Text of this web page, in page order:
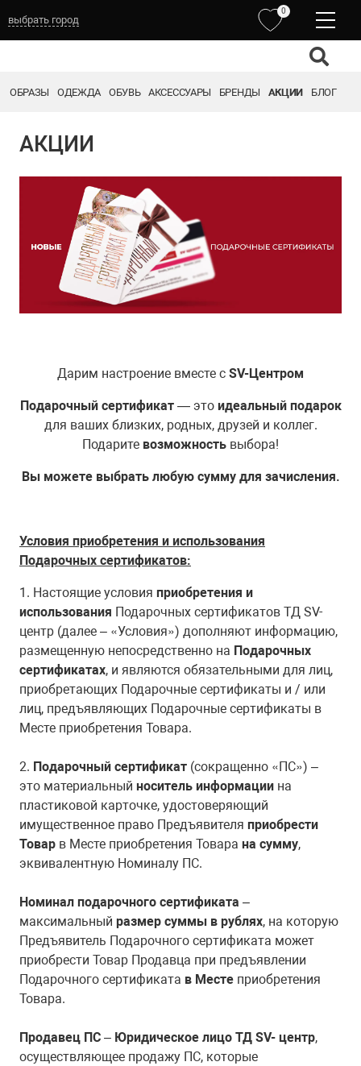
выбрать город
0
ТОМСК
БАРНАУЛ
ОБРАЗЫ ОДЕЖДА ОБУВЬ АКСЕССУАРЫ БРЕНДЫ АКЦИИ БЛОГ
АКЦИИ
Дарим настроение вместе с SV-Центром
Подарочный сертификат— это идеальный подарок
для ваших близких, родных, друзей и коллег.
Подарите возможность выбора!
Вы можете выбрать любую сумму для зачисления.
Условия приобретения и использования
Подарочных сертификатов:
1. Настоящие условия приобретения и
использования Подарочных сертификатов ТД SV-
центр (далее – «Условия») дополняют информацию,
размещенную непосредственно на Подарочных
сертификатах, и являются обязательными для лиц,
приобретающих Подарочные сертификаты и / или
лиц, предъявляющих Подарочные сертификаты в
Месте приобретения Товара.
2. Подарочный сертификат (сокращенно «ПС») –
это материальный носитель информации на
пластиковой карточке, удостоверяющий
имущественное право Предъявителя приобрести
Товар в Месте приобретения Товара на сумму,
эквивалентную Номиналу ПС.
Номинал подарочного сертификата –
максимальный размер суммы в рублях, на которую
Предъявитель Подарочного сертификата может
приобрести Товар Продавца при предъявлении
Подарочного сертификата в Месте приобретения
Товара.
Продавец ПС – Юридическое лицо ТД SV- центр,
осуществляющее продажу ПС, которые